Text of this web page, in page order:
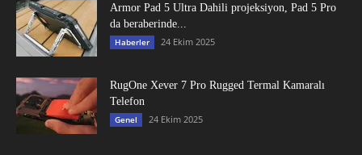
Armor Pad 5 Ultra Dahili projeksiyon, Pad 5 Pro
da beraberinde...
Haberler 24 Ekim 2025
RugOne Xever 7 Pro Rugged Termal Kamaralı
Telefon
Genel 24 Ekim 2025